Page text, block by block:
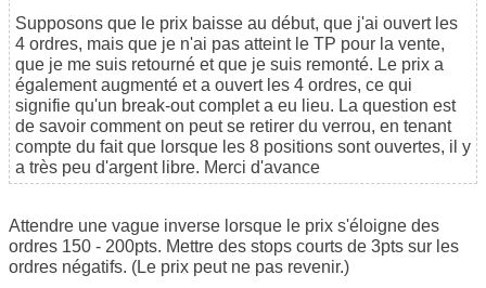
Supposons que le prix baisse au début, que j'ai ouvert les
4 ordres, mais que je n'ai pas atteint le TP pour la vente,
que je me suis retourné et que je suis remonté. Le prix a
également augmenté et a ouvert les 4 ordres, ce qui
signifie qu'un break-out complet a eu lieu. La question est
de savoir comment on peut se retirer du verrou, en tenant
compte du fait que lorsque les 8 positions sont ouvertes, il y
a très peu d'argent libre. Merci d'avance
Attendre une vague inverse lorsque le prix s'éloigne des
ordres 150 - 200pts. Mettre des stops courts de 3pts sur les
ordres négatifs. (Le prix peut ne pas revenir.)